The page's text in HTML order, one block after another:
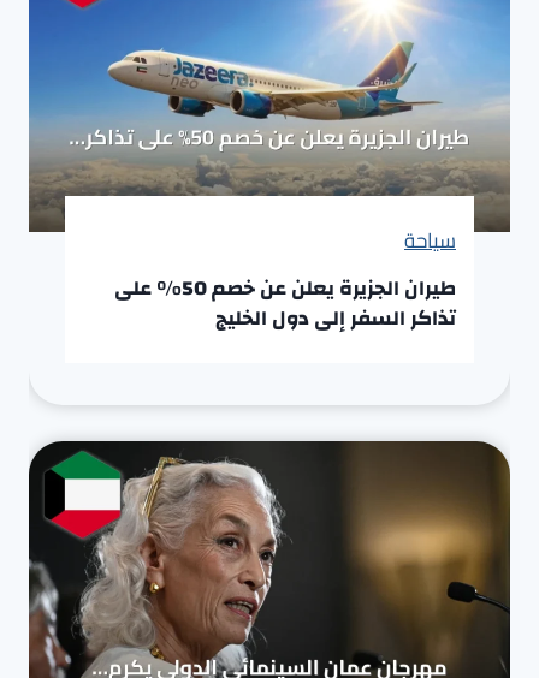
سياحة
طيران الجزيرة يعلن عن خصم 50% على
تذاكر السفر إلى دول الخليج